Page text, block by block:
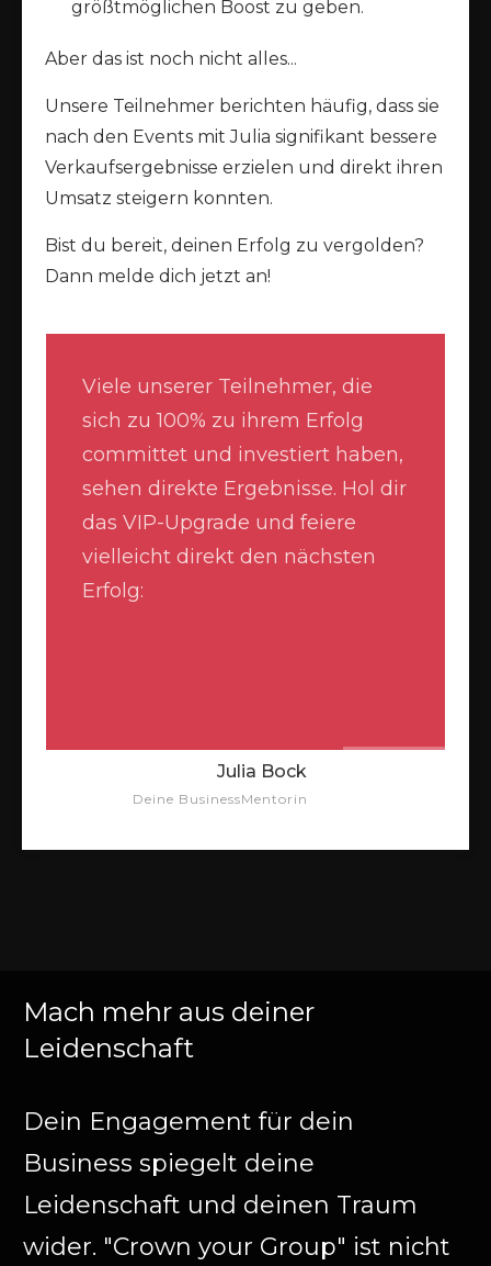
größtmöglichen Boost zu geben.
Aber das ist noch nicht alles...
Unsere Teilnehmer berichten häufig, dass sie
nach den Events mit Julia signifikant bessere
Verkaufsergebnisse erzielen und direkt ihren
Umsatz steigern konnten.
Bist du bereit, deinen Erfolg zu vergolden?
Dann melde dich jetzt an!
Viele unserer Teilnehmer, die
sich zu 100% zu ihrem Erfolg
committet und investiert haben,
sehen direkte Ergebnisse. Hol dir
das VIP-Upgrade und feiere
vielleicht direkt den nächsten
Erfolg:
Julia Bock
Deine BusinessMentorin
Mach mehr aus deiner
Leidenschaft
Dein Engagement für dein
Business spiegelt deine
Leidenschaft und deinen Traum
wider. "Crown your Group" ist nicht